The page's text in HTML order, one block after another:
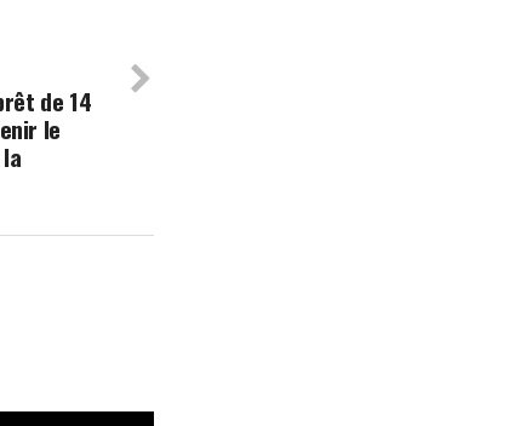
de 14
le